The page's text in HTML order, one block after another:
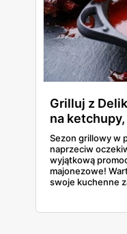
Grilluj z
na
Sezon grillowy w
naprzeciw
wyjątkową
majonezowe!
swoje kuchenne